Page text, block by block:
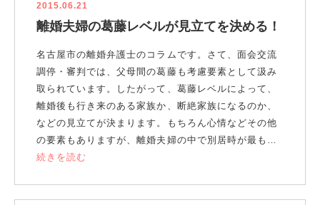
2015.06.21
離婚夫婦の葛藤レベルが見立てを決める！
名古屋市の離婚弁護士のコラムです。さて、面会交流
調停・審判では、父母間の葛藤も考慮要素として汲み
取られています。したがって、葛藤レベルによって、
離婚後も行き来のある家族か、断絶家族になるのか、
などの見立てが決まります。もちろん心情などその他
の要素もありますが、離婚夫婦の中で別居時が最も…
続きを読む